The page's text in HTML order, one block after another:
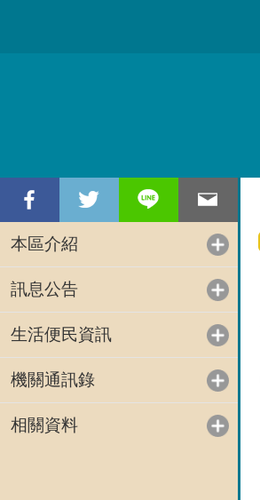
本區介紹
訊息公告
生活便民資訊
機關通訊錄
相關資料